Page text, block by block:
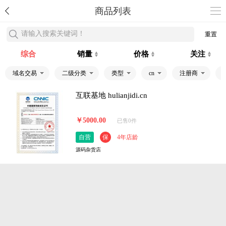
商品列表
请输入搜索关键词！ 重置
综合 销量 价格 关注
域名交易 二级分类 类型 cn 注册商
互联基地 hulianjidi.cn
￥5000.00 已售0件
自营 保 4年店龄
源码杂货店